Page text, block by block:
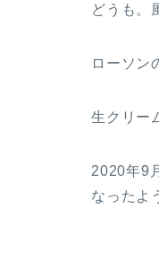
どうも。
ローソン
生クリー
2020年9
なったよ